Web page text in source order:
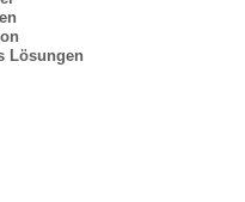
Lösungen